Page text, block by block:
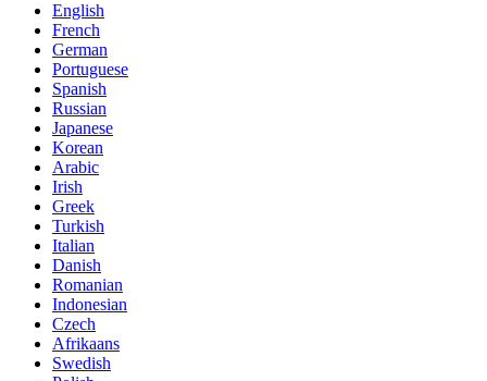
English
French
German
Portuguese
Spanish
Russian
Japanese
Korean
Arabic
Irish
Greek
Turkish
Italian
Danish
Romanian
Indonesian
Czech
Afrikaans
Swedish